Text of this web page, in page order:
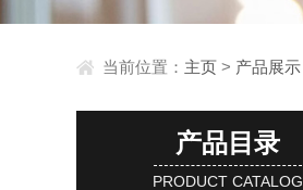
当前位置： 主页 > 产品展示
产品目录
PRODUCT CATALOG